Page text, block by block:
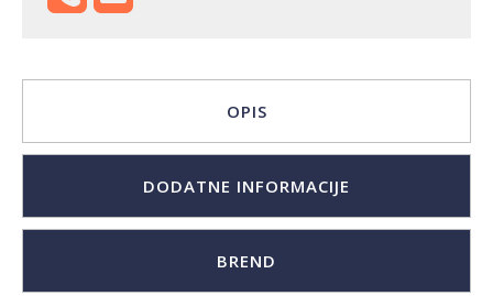
OPIS
DODATNE INFORMACIJE
BREND